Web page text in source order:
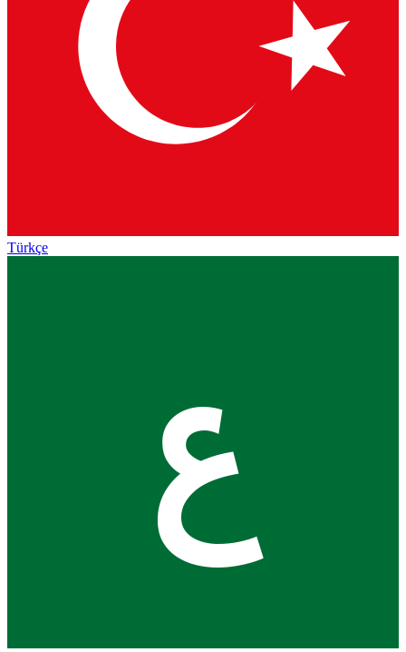
Türkçe
ع